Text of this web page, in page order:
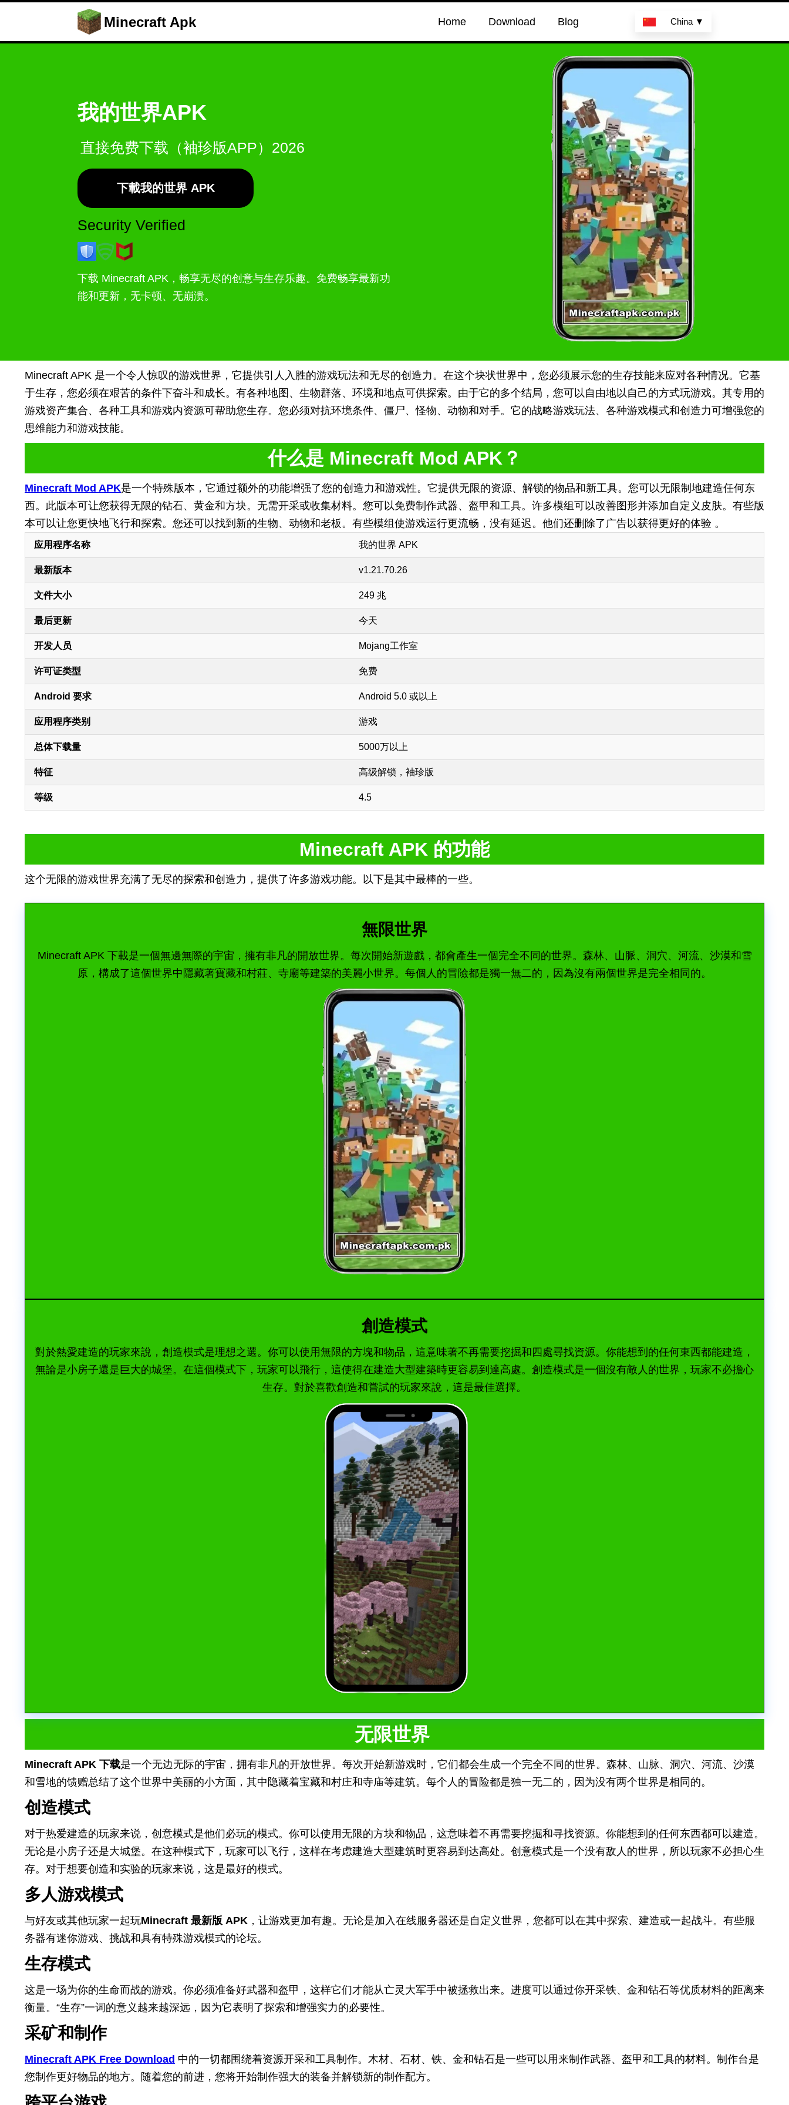
Minecraft Apk Home Download Blog China ▼
我的世界APK
直接免费下载（袖珍版APP）2026
下載我的世界 APK
Security Verified
下载 Minecraft APK，畅享无尽的创意与生存乐趣。免费畅享最新功
能和更新，无卡顿、无崩溃。
Minecraft APK 是一个令人惊叹的游戏世界，它提供引人入胜的游戏玩法和无尽的创造力。在这个块状世界中，您必须展示您的生存技能来应对各种情况。它基
于生存，您必须在艰苦的条件下奋斗和成长。有各种地图、生物群落、环境和地点可供探索。由于它的多个结局，您可以自由地以自己的方式玩游戏。其专用的
游戏资产集合、各种工具和游戏内资源可帮助您生存。您必须对抗环境条件、僵尸、怪物、动物和对手。它的战略游戏玩法、各种游戏模式和创造力可增强您的
思维能力和游戏技能。
什么是 Minecraft Mod APK？
Minecraft Mod APK是一个特殊版本，它通过额外的功能增强了您的创造力和游戏性。它提供无限的资源、解锁的物品和新工具。您可以无限制地建造任何东
西。此版本可让您获得无限的钻石、黄金和方块。无需开采或收集材料。您可以免费制作武器、盔甲和工具。许多模组可以改善图形并添加自定义皮肤。有些版
本可以让您更快地飞行和探索。您还可以找到新的生物、动物和老板。有些模组使游戏运行更流畅，没有延迟。他们还删除了广告以获得更好的体验 。
应用程序名称 我的世界 APK
最新版本 v1.21.70.26
文件大小 249 兆
最后更新 今天
开发人员 Mojang工作室
许可证类型 免费
Android 要求 Android 5.0 或以上
应用程序类别 游戏
总体下载量 5000万以上
特征 高级解锁，袖珍版
等级 4.5
Minecraft APK 的功能
这个无限的游戏世界充满了无尽的探索和创造力，提供了许多游戏功能。以下是其中最棒的一些。
無限世界
Minecraft APK 下載是一個無邊無際的宇宙，擁有非凡的開放世界。每次開始新遊戲，都會產生一個完全不同的世界。森林、山脈、洞穴、河流、沙漠和雪
原，構成了這個世界中隱藏著寶藏和村莊、寺廟等建築的美麗小世界。每個人的冒險都是獨一無二的，因為沒有兩個世界是完全相同的。
創造模式
對於熱愛建造的玩家來說，創造模式是理想之選。你可以使用無限的方塊和物品，這意味著不再需要挖掘和四處尋找資源。你能想到的任何東西都能建造，
無論是小房子還是巨大的城堡。在這個模式下，玩家可以飛行，這使得在建造大型建築時更容易到達高處。創造模式是一個沒有敵人的世界，玩家不必擔心
生存。對於喜歡創造和嘗試的玩家來說，這是最佳選擇。
无限世界
Minecraft APK 下载是一个无边无际的宇宙，拥有非凡的开放世界。每次开始新游戏时，它们都会生成一个完全不同的世界。森林、山脉、洞穴、河流、沙漠
和雪地的馈赠总结了这个世界中美丽的小方面，其中隐藏着宝藏和村庄和寺庙等建筑。每个人的冒险都是独一无二的，因为没有两个世界是相同的。
创造模式
对于热爱建造的玩家来说，创意模式是他们必玩的模式。你可以使用无限的方块和物品，这意味着不再需要挖掘和寻找资源。你能想到的任何东西都可以建造。
无论是小房子还是大城堡。在这种模式下，玩家可以飞行，这样在考虑建造大型建筑时更容易到达高处。创意模式是一个没有敌人的世界，所以玩家不必担心生
存。对于想要创造和实验的玩家来说，这是最好的模式。
多人游戏模式
与好友或其他玩家一起玩Minecraft 最新版 APK ，让游戏更加有趣。无论是加入在线服务器还是自定义世界，您都可以在其中探索、建造或一起战斗。有些服
务器有迷你游戏、挑战和具有特殊游戏模式的论坛。
生存模式
这是一场为你的生命而战的游戏。你必须准备好武器和盔甲，这样它们才能从亡灵大军手中被拯救出来。进度可以通过你开采铁、金和钻石等优质材料的距离来
衡量。“生存”一词的意义越来越深远，因为它表明了探索和增强实力的必要性。
采矿和制作
Minecraft APK Free Download 中的一切都围绕着资源开采和工具制作。木材、石材、铁、金和钻石是一些可以用来制作武器、盔甲和工具的材料。制作台是
您制作更好物品的地方。随着您的前进，您将开始制作强大的装备并解锁新的制作配方。